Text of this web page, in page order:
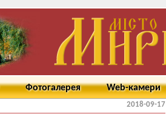
Фотогалерея Web-камери
2018-09-17